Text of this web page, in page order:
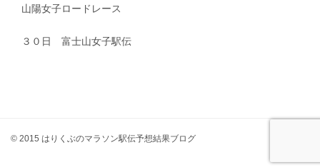
山陽女子ロードレース
３０日 富士山女子駅伝
© 2015 はりくぶのマラソン駅伝予想結果ブログ